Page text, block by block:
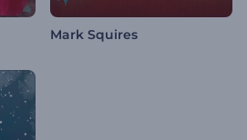
Mark Squires